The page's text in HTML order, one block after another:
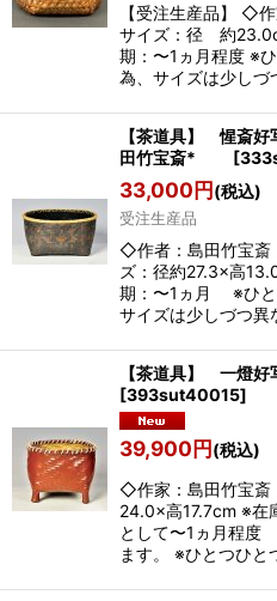
【受注生産品】
サイズ：径 約
期：〜1ヵ月程度 ※
為、サイズは少し
【茶道具】 惺
田竹宝斎*
[
33,000円(税込)
受注生産品
◇作者：島田竹
ズ：径約27.3×高
期：〜1ヵ月 ※ひと
サイズは少しづつ
【茶道具】 一
[393sut40015]
39,900円(税込)
◇作家：島田竹宝
24.0×高17.7cm ※在
として〜1ヵ月程度
ます。 ※ひとつひ